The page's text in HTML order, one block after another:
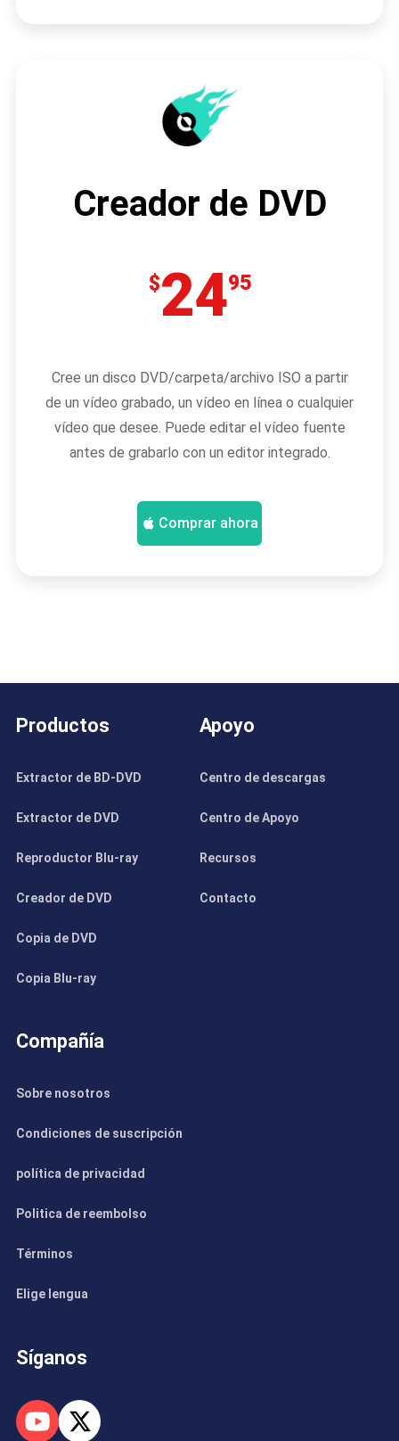
Creador de DVD
$2495
Cree un disco DVD/carpeta/archivo ISO a partir
de un vídeo grabado, un vídeo en línea o cualquier
vídeo que desee. Puede editar el vídeo fuente
antes de grabarlo con un editor integrado.
Comprar ahora
Productos
Extractor de BD-DVD
Extractor de DVD
Reproductor Blu-ray
Creador de DVD
Copia de DVD
Copia Blu-ray
Apoyo
Centro de descargas
Centro de Apoyo
Recursos
Contacto
Compañía
Sobre nosotros
Condiciones de suscripción
política de privacidad
Politica de reembolso
Términos
Elige lengua
Síganos